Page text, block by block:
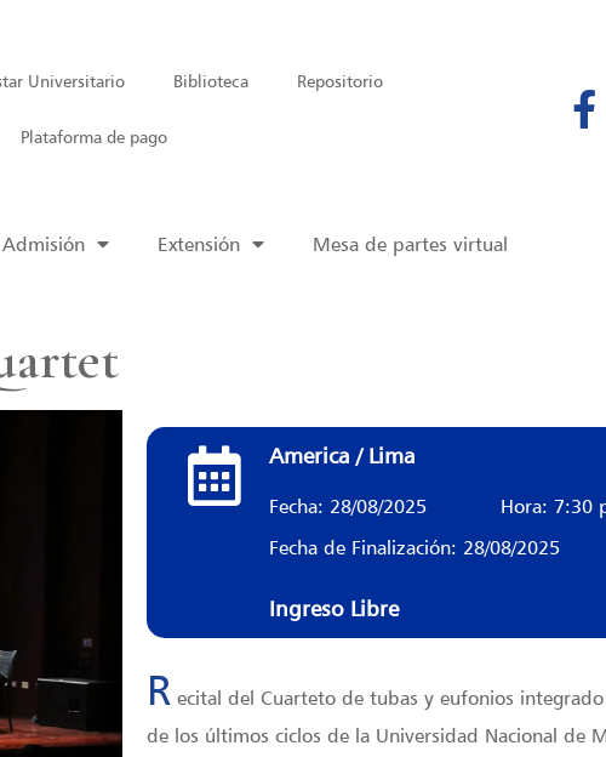
Universitario Biblioteca Repositorio
Plataforma de pago
Admisión Extensión Mesa de partes virtual
America / Lima
Fecha: 28/08/2025
Hora: 7:30
Fecha de Finalización: 28/08/2025
Ingreso Libre
R ecital del Cuarteto de tubas y eufonios
de los últimos ciclos de la Universidad Nacional de